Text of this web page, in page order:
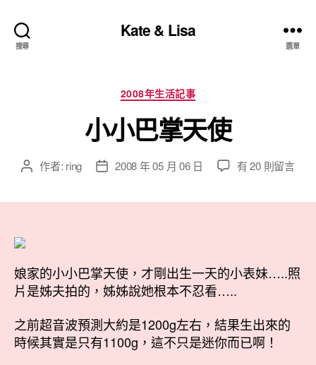
搜尋
Kate & Lisa
選單
分
類
2008年生活記事
小小巴掌天使
文 作者: ring
文 2008 年 05 月 06 日
在
中
有 20 則留言
娘家的小小巴掌天使，才剛出生一天的小表妹…..照
片是姊夫拍的，姊姊說她根本不忍看…..
之前超音波預測大約是1200g左右，結果生出來的
時候其實是只有1100g，這不只是迷你而已啊！